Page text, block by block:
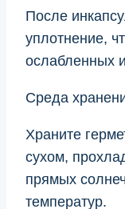
После
уплотнение,
ослабленных
Среда
Храните
сухом,
прямых
температур.